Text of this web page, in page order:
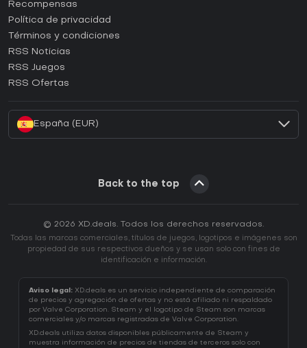
¿Cómo activar una CD Key de Epic Games?
¿Cómo activar una CD Key de GOG?
¿Cómo activar una CD Key de Ubisoft Connect?
Recompensas
Política de privacidad
Términos y condiciones
RSS Noticias
RSS Juegos
RSS Ofertas
España (EUR)
Back to the top
© 2026 XD.deals. Todos los derechos reservados.
Todas las marcas comerciales, títulos de juegos, logotipos e imágenes son
propiedad de sus respectivos dueños y se usan solo con fines de
identificación e información.
Aviso legal: XD.deals es un servicio independiente de comparación
de precios y agregación de ofertas y no está afiliado ni respaldado
por Valve Corporation. Steam y el logotipo de Steam son marcas
comerciales y/o marcas registradas de Valve Corporation.
XD.deals utiliza datos disponibles públicamente de Steam y
muestra información de precios de tiendas de terceros solo con